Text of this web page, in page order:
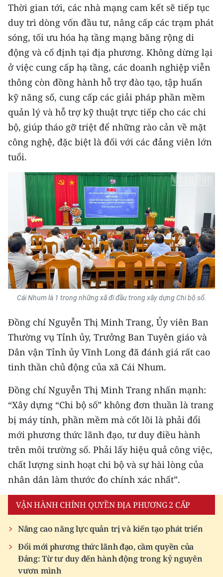
Thời gian tới, các nhà mạng cam kết sẽ tiếp tục
duy trì dòng vốn đầu tư, nâng cấp các trạm phát
sóng, tối ưu hóa hạ tầng mạng băng rộng di
động và cố định tại địa phương. Không dừng lại
ở việc cung cấp hạ tầng, các doanh nghiệp viễn
thông còn đồng hành hỗ trợ đào tạo, tập huấn
kỹ năng số, cung cấp các giải pháp phần mềm
quản lý và hỗ trợ kỹ thuật trực tiếp cho các chi
bộ, giúp tháo gỡ triệt để những rào cản về mặt
công nghệ, đặc biệt là đối với các đảng viên lớn
tuổi.
Cái Nhum là 1 trong những xã đi đầu trong xây dựng Chi bộ số.
Đồng chí Nguyễn Thị Minh Trang, Ủy viên Ban
Thường vụ Tỉnh ủy, Trưởng Ban Tuyên giáo và
Dân vận Tỉnh ủy Vĩnh Long đã đánh giá rất cao
tinh thần chủ động của xã Cái Nhum.
Đồng chí Nguyễn Thị Minh Trang nhấn mạnh:
“Xây dựng “Chi bộ số” không đơn thuần là trang
bị máy tính, phần mềm mà cốt lõi là phải đổi
mới phương thức lãnh đạo, tư duy điều hành
trên môi trường số. Phải lấy hiệu quả công việc,
chất lượng sinh hoạt chi bộ và sự hài lòng của
nhân dân làm thước đo chính xác nhất”.
VẬN HÀNH CHÍNH QUYỀN ĐỊA PHƯƠNG 2 CẤP
Nâng cao năng lực quản trị và kiến tạo phát triển
Đổi mới phương thức lãnh đạo, cầm quyền của
Đảng: Từ tư duy đến hành động trong kỷ nguyên
vươn mình